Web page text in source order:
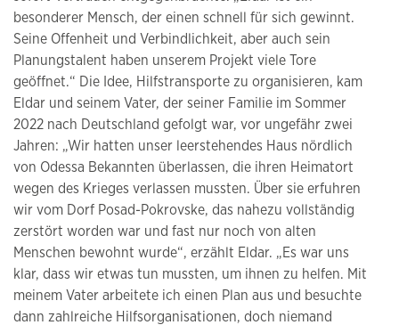
besonderer Mensch, der einen schnell für sich gewinnt.
Seine Offenheit und Verbindlichkeit, aber auch sein
Planungstalent haben unserem Projekt viele Tore
geöffnet.“ Die Idee, Hilfstransporte zu organisieren, kam
Eldar und seinem Vater, der seiner Familie im Sommer
2022 nach Deutschland gefolgt war, vor ungefähr zwei
Jahren: „Wir hatten unser leerstehendes Haus nördlich
von Odessa Bekannten überlassen, die ihren Heimatort
wegen des Krieges verlassen mussten. Über sie erfuhren
wir vom Dorf Posad-Pokrovske, das nahezu vollständig
zerstört worden war und fast nur noch von alten
Menschen bewohnt wurde“, erzählt Eldar. „Es war uns
klar, dass wir etwas tun mussten, um ihnen zu helfen. Mit
meinem Vater arbeitete ich einen Plan aus und besuchte
dann zahlreiche Hilfsorganisationen, doch niemand